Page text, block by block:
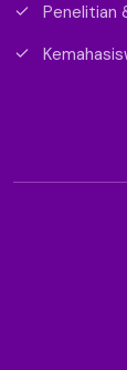
Penelitian